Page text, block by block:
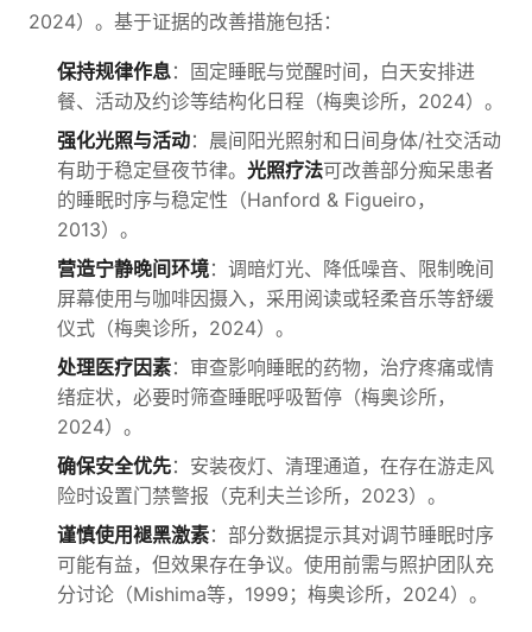
2024）。基于证据的改善措施包括：
保持规律作息：固定睡眠与觉醒时间，白天安排进
餐、活动及约诊等结构化日程（梅奥诊所，2024）。
强化光照与活动：晨间阳光照射和日间身体/社交活动
有助于稳定昼夜节律。 光照疗法可改善部分痴呆患者
的睡眠时序与稳定性（Hanford & Figueiro，
2013）。
营造宁静晚间环境：调暗灯光、降低噪音、限制晚间
屏幕使用与咖啡因摄入，采用阅读或轻柔音乐等舒缓
仪式（梅奥诊所，2024）。
处理医疗因素：审查影响睡眠的药物，治疗疼痛或情
绪症状，必要时筛查睡眠呼吸暂停（梅奥诊所，
2024）。
确保安全优先：安装夜灯、清理通道，在存在游走风
险时设置门禁警报（克利夫兰诊所，2023）。
谨慎使用褪黑激素：部分数据提示其对调节睡眠时序
可能有益，但效果存在争议。使用前需与照护团队充
分讨论（Mishima等，1999；梅奥诊所，2024）。